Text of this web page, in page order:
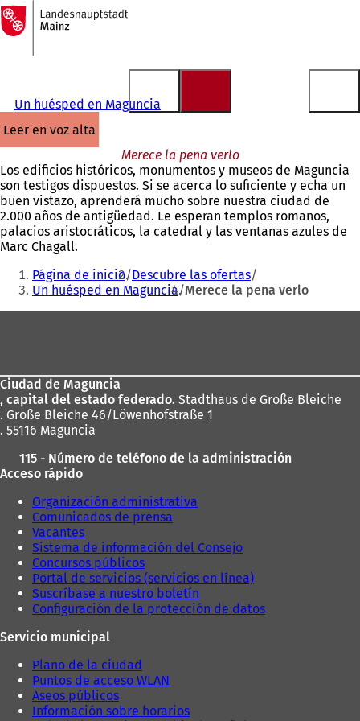
Saltar al contenido
A
la
página
Un huésped en Maguncia
leer en voz alta
Merece la pena verlo
Los edificios históricos, monumentos y museos de Maguncia
son testigos dispuestos. Si se acerca lo suficiente y echa un
buen vistazo, aprenderá mucho sobre nuestra ciudad de
2.000 años de antigüedad. Le esperan templos romanos,
palacios aristocráticos, la catedral y las ventanas azules de
Marc Chagall.
Estás
aquí:
Página de inicio Descubre las ofertas
Un huésped en Maguncia Merece la pena verlo
pies
Ciudad de Maguncia
, capital del estado federado. Stadthaus de Große Bleiche
. Große Bleiche 46/Löwenhofstraße 1
. 55116 Maguncia
115 - Número de teléfono de la administración
Acceso rápido
Organización administrativa
Comunicados de prensa
Vacantes
Sistema de información del Consejo
Concursos públicos
Portal de servicios (servicios en línea)
Suscríbase a nuestro boletín
Configuración de la protección de datos
Servicio municipal
Plano de la ciudad
Puntos de acceso WLAN
Aseos públicos
Información sobre horarios